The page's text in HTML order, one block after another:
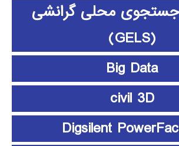
جستجوی محلی گرانشی
(GELS)
Big Data
civil 3D
Digsilent